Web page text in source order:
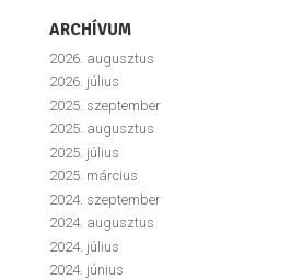
ARCHÍVUM
2026. augusztus
2026. július
2025. szeptember
2025. augusztus
2025. július
2025. március
2024. szeptember
2024. augusztus
2024. július
2024. június